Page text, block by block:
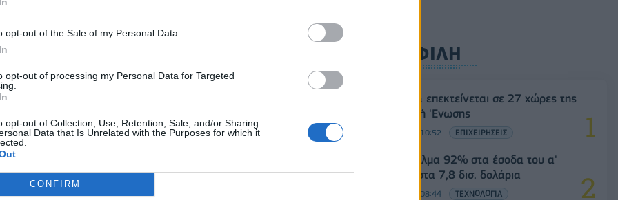
opt-out of the Sale of my Personal Data.
opt-out of processing my Personal Data for Targeted
opt-out of Collection, Use, Retention, Sale, and/or Sharing
Data that Is Unrelated with the Purposes for which it
CONFIRM
συμπατριώτες τους στη Μύκονο (pic)
11,4% στα
α΄ εξαμήνου – Στα
εκατ. ευρώ
VW: Η δύσκολη εξίσωση της αναδιάρθρωσης
ΔΗΜΟΦΙΛΗ
Η Vendora επεκτείνεται σε 27 χώρες της
Ευρωπαϊκή 'Ενωσης
05/08/2026 - 10:52 ΕΠΙΧΕΙΡΗΣΕΙΣ
SpaceX: Άλμα 92% στα έσοδα του α'
τριμήνου στα 7,8 δισ. δολάρια
05/08/2026 - 08:44 ΤΕΧΝΟΛΟΓΙΑ